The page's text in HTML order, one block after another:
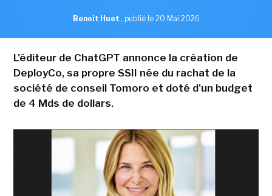
Benoît Huet , publié le 20 Mai 2026
L'éditeur de ChatGPT annonce la création de
DeployCo, sa propre SSII née du rachat de la
société de conseil Tomoro et doté d'un budget
de 4 Mds de dollars.